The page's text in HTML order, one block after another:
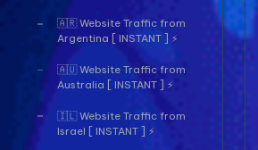
🇦🇷 Website Traffic from
Argentina [ INSTANT ] ⚡
🇦🇺 Website Traffic from
Australia [ INSTANT ] ⚡
🇮🇱 Website Traffic from
Israel [ INSTANT ] ⚡